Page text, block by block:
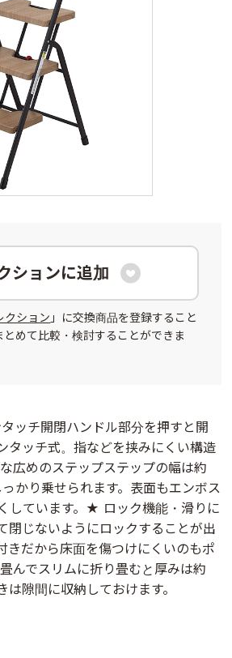
ションに追加 
クション 」に交換商品を登録すること
とめて比較・検討することができま
ッチ開閉ハンドル部分を押すと開
タッチ式。指などを挟みにくい構造
広めのステップステップの幅は約
かり乗せられます。表面もエンボス
しています。★ ロック機能・滑りに
閉じないようにロックすることが出
きだから床面を傷つけにくいのもポ
んでスリムに折り畳むと厚みは約
隙間に収納しておけます。